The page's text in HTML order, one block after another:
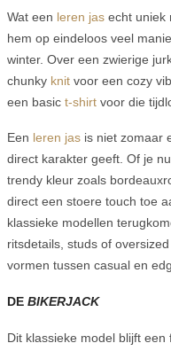
Wat een leren jas echt uniek
hem op eindeloos veel
winter. Over een zwierige
chunky knit voor een cozy
een basic t-shirt voor die
Een leren jas is niet zomaar
direct karakter geeft. Of je
trendy kleur zoals
direct een stoere touch toe
klassieke modellen
ritsdetails, studs of
vormen tussen casual en
DE BIKERJACK
Dit klassieke model blijft